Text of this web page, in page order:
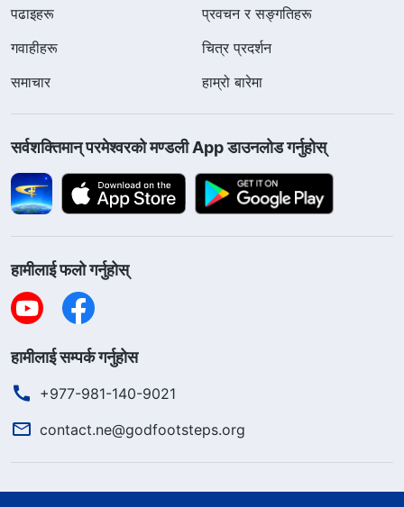
पढाइहरू
प्रवचन र सङ्गतिहरू
गवाहीहरू
चित्र प्रदर्शन
समाचार
हाम्रो बारेमा
सर्वशक्तिमान्‌ परमेश्‍वरको मण्डली App डाउनलोड गर्नुहोस्
हामीलाई फलो गर्नुहोस्
हामीलाई सम्पर्क गर्नुहोस
+977-981-140-9021
contact.ne@godfootsteps.org